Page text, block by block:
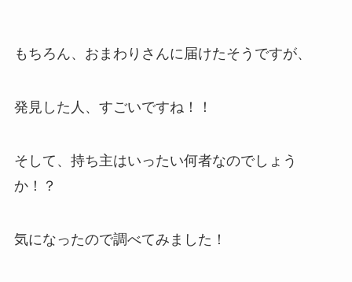
もちろん、おまわりさんに届けたそうですが、
発見した人、すごいですね！！
そして、持ち主はいったい何者なのでしょう
か！？
気になったので調べてみました！